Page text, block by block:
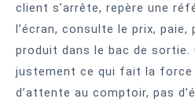
client s’arrête, repère une
l’écran, consulte le prix, paie,
produit dans le bac de
justement ce qui fait la force
d’attente au comptoir, pas